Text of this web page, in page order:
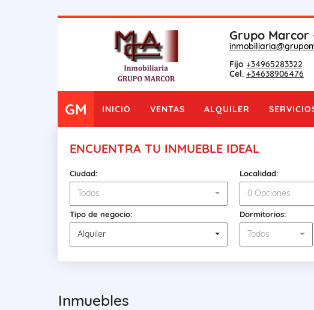
Grupo Marcor
Fijo +34965283322
Cel. +34638906476
GM INICIO VENTAS ALQUILER
ENCUENTRA TU INMUEBLE IDEAL
Ciudad:
Todos
Localidad:
0 Opciones
Tipo de negocio:
Alquiler
Dormitorios:
Todos
Inmuebles